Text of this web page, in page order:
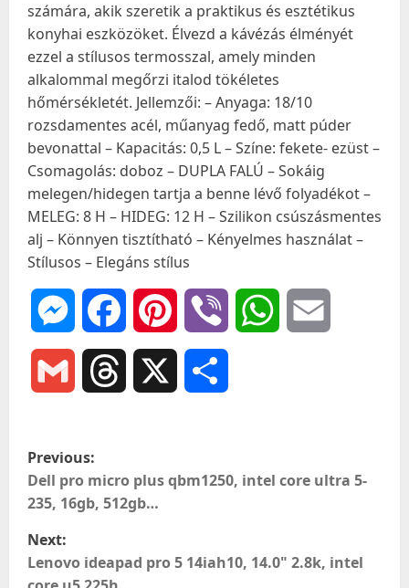
számára, akik szeretik a praktikus és esztétikus
konyhai eszközöket. Élvezd a kávézás élményét
ezzel a stílusos termosszal, amely minden
alkalommal megőrzi italod tökéletes
hőmérsékletét. Jellemzői: – Anyaga: 18/10
rozsdamentes acél, műanyag fedő, matt púder
bevonattal – Kapacitás: 0,5 L – Színe: fekete- ezüst –
Csomagolás: doboz – DUPLA FALÚ – Sokáig
melegen/hidegen tartja a benne lévő folyadékot –
MELEG: 8 H – HIDEG: 12 H – Szilikon csúszásmentes
alj – Könnyen tisztítható – Kényelmes használat –
Stílusos – Elegáns stílus
MessengerFacebookPinterest Viber WhatsApp
Gmail Threads
P
o
s
t
Previous:
Dell pro micro plus qbm1250, intel core ultra 5-
235, 16gb, 512gb…
Next:
Lenovo ideapad pro 5 14iah10, 14.0" 2.8k, intel